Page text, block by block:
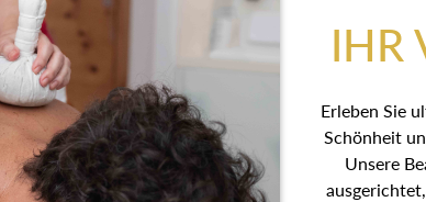
IHR
Erleben Sie
Schönheit
Unsere